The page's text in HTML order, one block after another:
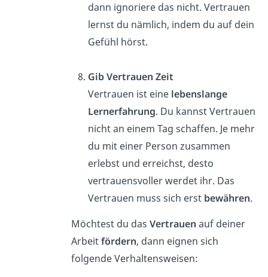
dann ignoriere das nicht. Vertrauen
lernst du nämlich, indem du auf dein
Gefühl hörst.
Gib Vertrauen Zeit
Vertrauen ist eine lebenslange
Lernerfahrung. Du kannst Vertrauen
nicht an einem Tag schaffen. Je mehr
du mit einer Person zusammen
erlebst und erreichst, desto
vertrauensvoller werdet ihr. Das
Vertrauen muss sich erst bewähren.
Möchtest du das Vertrauen auf deiner
Arbeitfördern, dann eignen sich
folgende Verhaltensweisen: